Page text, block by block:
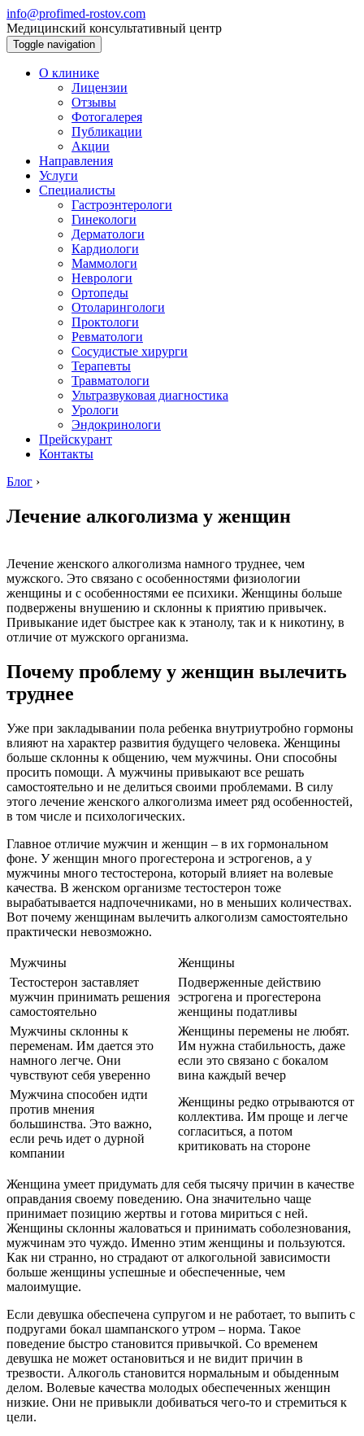
info@profimed-rostov.com
Медицинский консультативный центр
Toggle navigation
О клинике
Лицензии
Отзывы
Фотогалерея
Публикации
Акции
Направления
Услуги
Специалисты
Гастроэнтерологи
Гинекологи
Дерматологи
Кардиологи
Маммологи
Неврологи
Ортопеды
Отоларингологи
Проктологи
Ревматологи
Сосудистые хирурги
Терапевты
Травматологи
Ультразвуковая диагностика
Урологи
Эндокринологи
Прейскурант
Контакты
Блог ›
Лечение алкоголизма у женщин
Лечение женского алкоголизма намного труднее, чем
мужского. Это связано с особенностями физиологии
женщины и с особенностями ее психики. Женщины больше
подвержены внушению и склонны к приятию привычек.
Привыкание идет быстрее как к этанолу, так и к никотину, в
отличие от мужского организма.
Почему проблему у женщин вылечить
труднее
Уже при закладывании пола ребенка внутриутробно гормоны
влияют на характер развития будущего человека. Женщины
больше склонны к общению, чем мужчины. Они способны
просить помощи. А мужчины привыкают все решать
самостоятельно и не делиться своими проблемами. В силу
этого лечение женского алкоголизма имеет ряд особенностей,
в том числе и психологических.
Главное отличие мужчин и женщин – в их гормональном
фоне. У женщин много прогестерона и эстрогенов, а у
мужчины много тестостерона, который влияет на волевые
качества. В женском организме тестостерон тоже
вырабатывается надпочечниками, но в меньших количествах.
Вот почему женщинам вылечить алкоголизм самостоятельно
практически невозможно.
Мужчины
Женщины
Тестостерон заставляет
мужчин принимать решения
самостоятельно
Подверженные действию
эстрогена и прогестерона
женщины податливы
Мужчины склонны к
переменам. Им дается это
намного легче. Они
чувствуют себя уверенно
Женщины перемены не любят.
Им нужна стабильность, даже
если это связано с бокалом
вина каждый вечер
Мужчина способен идти
против мнения
большинства. Это важно,
если речь идет о дурной
компании
Женщины редко отрываются от
коллектива. Им проще и легче
согласиться, а потом
критиковать на стороне
Женщина умеет придумать для себя тысячу причин в качестве
оправдания своему поведению. Она значительно чаще
принимает позицию жертвы и готова мириться с ней.
Женщины склонны жаловаться и принимать соболезнования,
мужчинам это чуждо. Именно этим женщины и пользуются.
Как ни странно, но страдают от алкогольной зависимости
больше женщины успешные и обеспеченные, чем
малоимущие.
Если девушка обеспечена супругом и не работает, то выпить с
подругами бокал шампанского утром – норма. Такое
поведение быстро становится привычкой. Со временем
девушка не может остановиться и не видит причин в
трезвости. Алкоголь становится нормальным и обыденным
делом. Волевые качества молодых обеспеченных женщин
низкие. Они не привыкли добиваться чего-то и стремиться к
цели.